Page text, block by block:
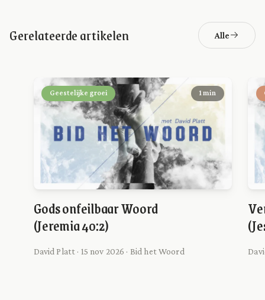
Gerelateerde artikelen Alle
Geestelijke groei 1 min
Gods onfeilbaar Woord
(Jeremia 40:2)
David Platt · 15 nov 2026 · Bid het Woord